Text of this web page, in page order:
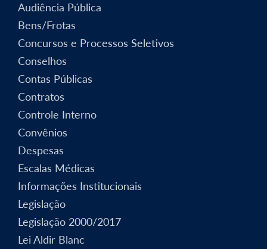
Audiência Pública
Bens/Frotas
Concursos e Processos Seletivos
Conselhos
Contas Públicas
Contratos
Controle Interno
Convênios
Despesas
Escalas Médicas
Informações Institucionais
Legislação
Legislação 2000/2017
Lei Aldir Blanc